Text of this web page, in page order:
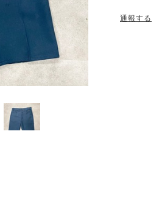
通報する